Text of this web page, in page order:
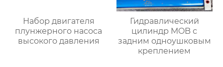
Набор двигателя
плунжерного насоса
высокого давления
Гидравлический
цилиндр MOB с
задним одноушковым
креплением